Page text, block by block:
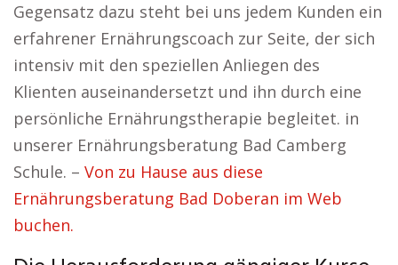
Gegensatz dazu steht bei uns jedem Kunden ein
erfahrener Ernährungscoach zur Seite, der sich
intensiv mit den speziellen Anliegen des
Klienten auseinandersetzt und ihn durch eine
persönliche Ernährungstherapie begleitet. in
unserer Ernährungsberatung Bad Camberg
Schule. – Von zu Hause aus diese
Ernährungsberatung Bad Doberan im Web
buchen.